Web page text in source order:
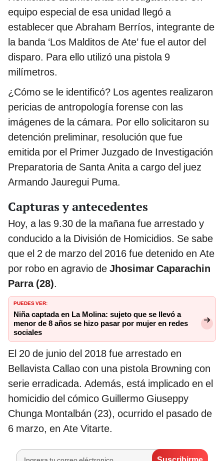
equipo especial de esa unidad llegó a
establecer que Abraham Berríos, integrante de
la banda ‘Los Malditos de Ate’ fue el autor del
disparo. Para ello utilizó una pistola 9
milímetros.
¿Cómo se le identificó? Los agentes realizaron
pericias de antropología forense con las
imágenes de la cámara. Por ello solicitaron su
detención preliminar, resolución que fue
emitida por el Primer Juzgado de Investigación
Preparatoria de Santa Anita a cargo del juez
Armando Jauregui Puma.
Capturas y antecedentes
Hoy, a las 9.30 de la mañana fue arrestado y
conducido a la División de Homicidios. Se sabe
que el 2 de marzo del 2016 fue detenido en Ate
por robo en agravio de Jhosimar Caparachin
Parra (28).
PUEDES VER:
Niña captada en La Molina: sujeto que se llevó a
menor de 8 años se hizo pasar por mujer en redes
sociales
El 20 de junio del 2018 fue arrestado en
Bellavista Callao con una pistola Browning con
serie erradicada. Además, está implicado en el
homicidio del cómico Guillermo Giuseppy
Chunga Montalbán (23), ocurrido el pasado de
6 marzo, en Ate Vitarte.